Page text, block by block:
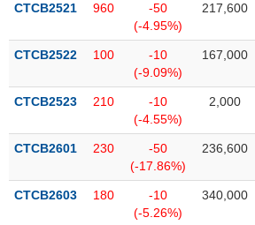
thái
phiếu
mô
thị
Niêm
CTCB2521 960
-50
(-4.95%)
217,600
CTCB2522 100
-10
(-9.09%)
167,000
CTCB2523 210
-10
(-4.55%)
2,000
CTCB2601 230
-50
(-17.86%)
236,600
CTCB2603 180
-10
(-5.26%)
340,000
NGÀNH
DOANH
NGHIỆP